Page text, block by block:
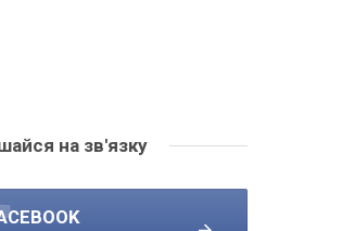
на зв'язку